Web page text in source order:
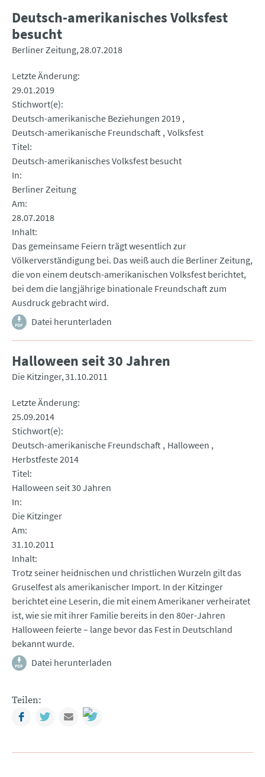
Deutsch-amerikanisches Volksfest
besucht
Berliner Zeitung 28.07.2018
Letzte Änderung
29.01.2019
Stichwort(e)
Deutsch-amerikanische Beziehungen 2019
Deutsch-amerikanische Freundschaft Volksfest
Titel
Deutsch-amerikanisches Volksfest besucht
In
Berliner Zeitung
Am
28.07.2018
Inhalt
Das gemeinsame Feiern trägt wesentlich zur
Völkerverständigung bei. Das weiß auch die Berliner Zeitung,
die von einem deutsch-amerikanischen Volksfest berichtet,
bei dem die langjährige binationale Freundschaft zum
Ausdruck gebracht wird.
Datei herunterladen
Halloween seit 30 Jahren
Die Kitzinger 31.10.2011
Letzte Änderung
25.09.2014
Stichwort(e)
Deutsch-amerikanische Freundschaft Halloween
Herbstfeste 2014
Titel
Halloween seit 30 Jahren
In
Die Kitzinger
Am
31.10.2011
Inhalt
Trotz seiner heidnischen und christlichen Wurzeln gilt das
Gruselfest als amerikanischer Import. In der Kitzinger
berichtet eine Leserin, die mit einem Amerikaner verheiratet
ist, wie sie mit ihrer Familie bereits in den 80er-Jahren
Halloween feierte – lange bevor das Fest in Deutschland
bekannt wurde.
Datei herunterladen
Teilen:
FacebookTwitterMail